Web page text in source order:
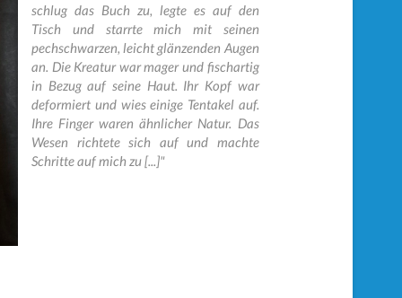
schlug das Buch zu, legte es auf den
Tisch und starrte mich mit seinen
pechschwarzen, leicht glänzenden Augen
an. Die Kreatur war mager und fischartig
in Bezug auf seine Haut. Ihr Kopf war
deformiert und wies einige Tentakel auf.
Ihre Finger waren ähnlicher Natur. Das
Wesen richtete sich auf und machte
Schritte auf mich zu [...]"